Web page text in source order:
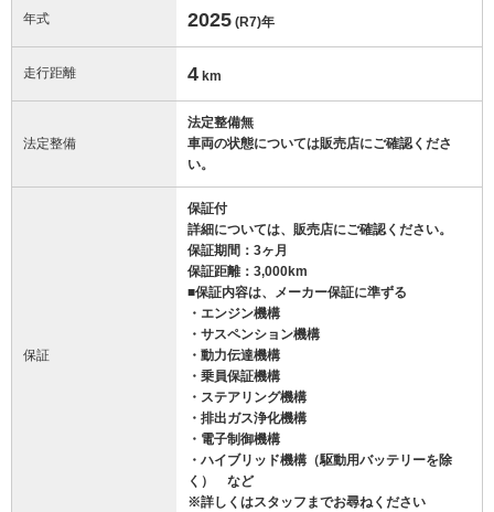
年式 2025 (R7)年
走行距離 4 km
法定整備
法定整備無
車両の状態については販売店にご確認くださ
い。
保証
保証付
詳細については、販売店にご確認ください。
保証期間：3ヶ月
保証距離：3,000km
■保証内容は、メーカー保証に準ずる
・エンジン機構
・サスペンション機構
・動力伝達機構
・乗員保証機構
・ステアリング機構
・排出ガス浄化機構
・電子制御機構
・ハイブリッド機構（駆動用バッテリーを除
く） など
※詳しくはスタッフまでお尋ねください